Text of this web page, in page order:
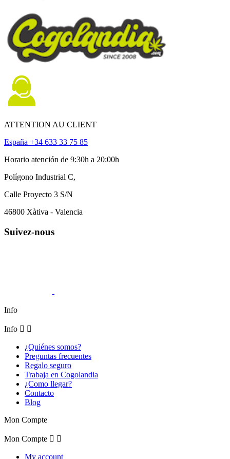
ATTENTION AU CLIENT
España +34 633 33 75 85
Horario atención de 9:30h a 20:00h
Polígono Industrial C,
Calle Proyecto 3 S/N
46800 Xàtiva - Valencia
Suivez-nous
Info
Info  
¿Quiénes somos?
Preguntas frecuentes
Regalo seguro
Trabaja en Cogolandia
¿Como llegar?
Contacto
Blog
Mon Compte
Mon Compte  
My account